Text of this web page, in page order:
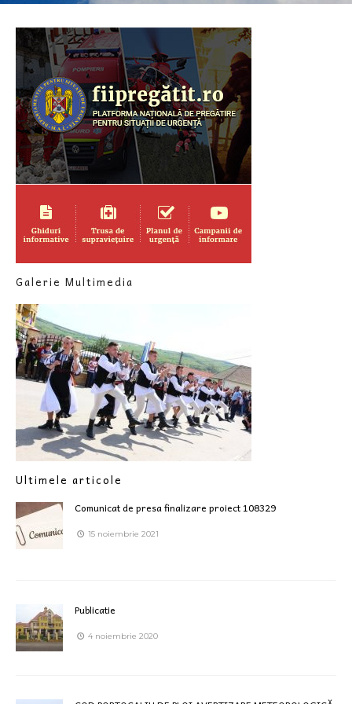
Galerie Multimedia
Ultimele articole
Comunicat de presa finalizare proiect 108329
15 noiembrie 2021
Publicatie
4 noiembrie 2020